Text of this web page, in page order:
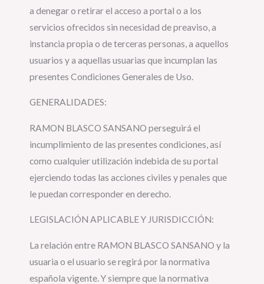
a denegar o retirar el acceso a portal o a los
servicios ofrecidos sin necesidad de preaviso, a
instancia propia o de terceras personas, a aquellos
usuarios y a aquellas usuarias que incumplan las
presentes Condiciones Generales de Uso.
GENERALIDADES:
RAMON BLASCO SANSANO perseguirá el
incumplimiento de las presentes condiciones, así
como cualquier utilización indebida de su portal
ejerciendo todas las acciones civiles y penales que
le puedan corresponder en derecho.
LEGISLACIÓN APLICABLE Y JURISDICCIÓN:
La relación entre RAMON BLASCO SANSANO y la
usuaria o el usuario se regirá por la normativa
española vigente. Y siempre que la normativa